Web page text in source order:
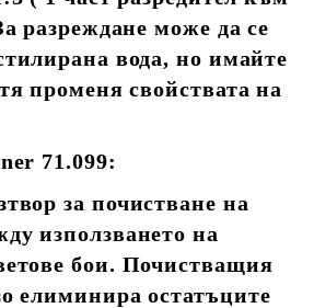
разреждане може да се
вода, но имайте
променя свойствата на
71.099:
за почистване на
използването на
бои. Почистващия
елиминира остатъците